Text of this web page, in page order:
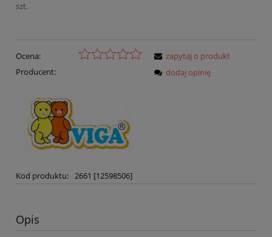
szt.
Ocena:
Producent:
Kod produktu: 2661 [12598506]
zapytaj o produkt
dodaj opinię
Opis